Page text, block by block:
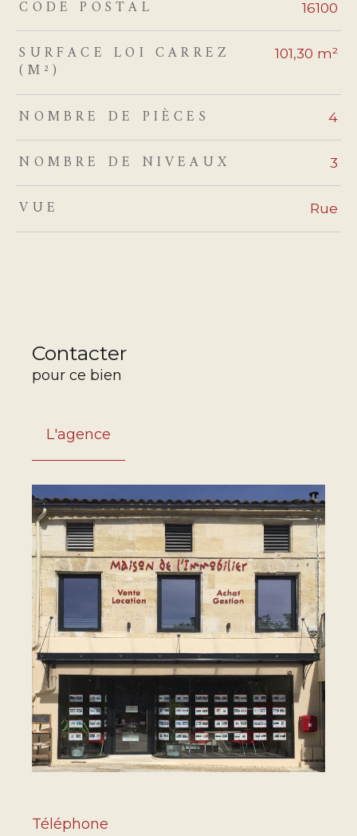
TRAD_ZEPHYR_Caracteristique TRAD_ZEPHYR_Valeurs
CODE POSTAL 16100
SURFACE LOI CARREZ
(M²)
101,30 m²
NOMBRE DE PIÈCES 4
NOMBRE DE NIVEAUX 3
VUE Rue
Contacter
pour ce bien
L'agence
Téléphone